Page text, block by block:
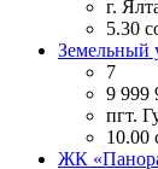
г.
5.30
Земельный
7
9 999
пгт.
10.00
ЖК